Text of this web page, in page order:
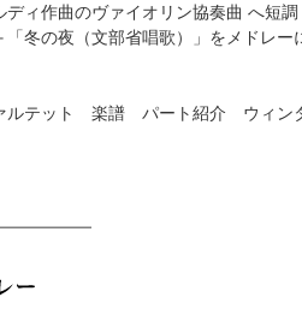
ィ作曲のヴァイオリン協奏曲 へ短
冬の夜（文部省唱歌）」をメドレー
ルテット 楽譜 パート紹介 ウィン